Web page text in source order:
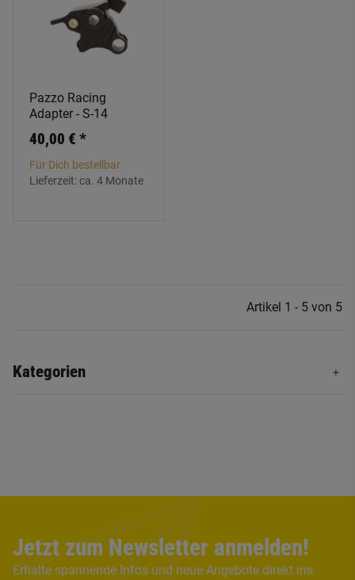
Pazzo Racing
Adapter - S-14
40,00 € *
Für Dich bestellbar
Lieferzeit:ca. 4 Monate
Artikel 1 - 5 von 5
Kategorien
Jetzt zum Newsletter anmelden!
Erhalte spannende Infos und neue Angebote direkt ins